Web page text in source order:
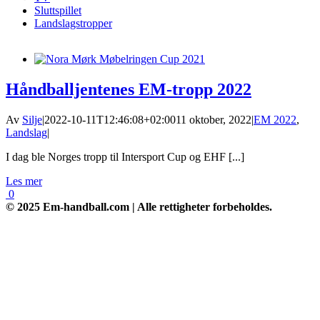
Sluttspillet
Landslagstropper
Håndballjentenes EM-tropp 2022
Av Silje|2022-10-11T12:46:08+02:0011 oktober, 2022|EM 2022,
Landslag|
I dag ble Norges tropp til Intersport Cup og EHF [...]
Les mer
0
© 2025 Em-handball.com | Alle rettigheter forbeholdes.